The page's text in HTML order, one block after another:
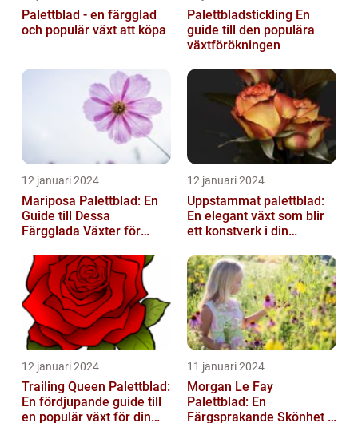
Palettblad - en färgglad
och populär växt att köpa
Palettbladstickling En
guide till den populära
växtförökningen
12 januari 2024
Mariposa Palettblad: En
Guide till Dessa
Färgglada Växter för
12 januari 2024
Uppstammat palettblad:
En elegant växt som blir
ett konstverk i din
12 januari 2024
Trailing Queen Palettblad:
En fördjupande guide till
en populär växt för din
11 januari 2024
Morgan Le Fay
Palettblad: En
Färgsprakande Skönhet i